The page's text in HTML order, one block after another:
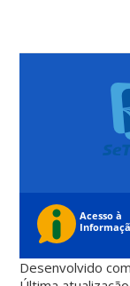
Desenvolvido